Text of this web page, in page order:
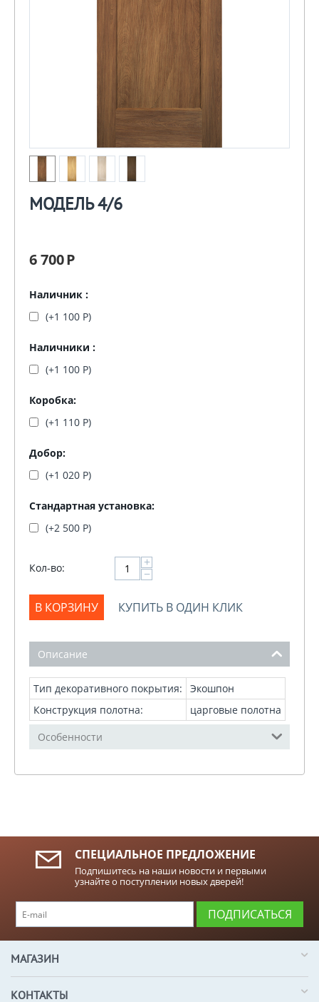
МОДЕЛЬ 4/6
6 700Р
Наличник :
(+1 100 Р)
Наличники :
(+1 100 Р)
Коробка:
(+1 110 Р)
Добор:
(+1 020 Р)
Стандартная установка:
(+2 500 Р)
Кол-во: +
−
В КОРЗИНУ КУПИТЬ В ОДИН КЛИК
Описание
Тип декоративного покрытия:
Экошпон
Конструкция полотна:
царговые полотна
Особенности
СПЕЦИАЛЬНОЕ ПРЕДЛОЖЕНИЕ
Подпишитесь на наши новости и первыми
узнайте о поступлении новых дверей!
ПОДПИСАТЬСЯ
МАГАЗИН
КОНТАКТЫ